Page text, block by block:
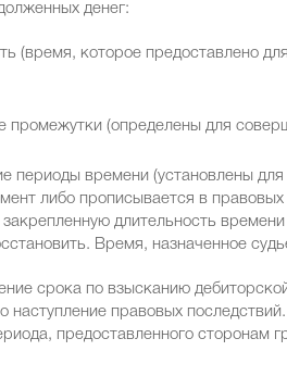
денег:
(время, которое предоставлено
промежутки (определены для
периоды времени (установлены
либо прописывается в правовых
закрепленную длительность
Время, назначенное
срока по взысканию
наступление правовых
предоставленного